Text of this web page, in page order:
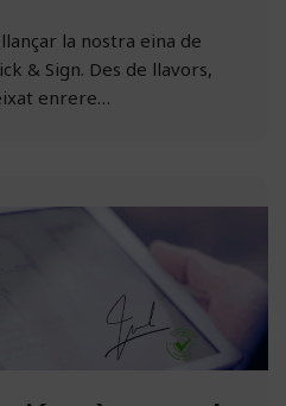
la nostra eina de
& Sign. Des de llavors,
enrere…